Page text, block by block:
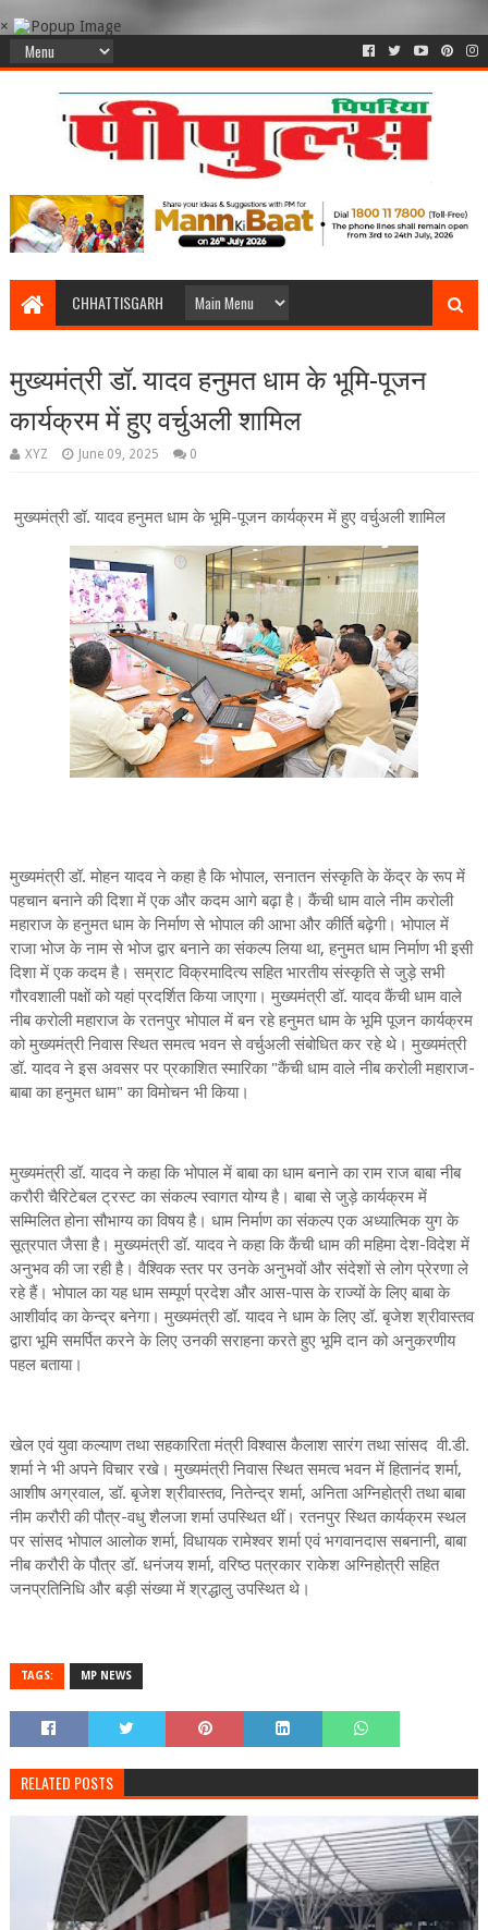
×
CHHATTISGARH
मुख्यमंत्री डॉ. यादव हनुमत धाम के भूमि-पूजन
कार्यक्रम में हुए वर्चुअली शामिल
XYZ June 09, 2025 0
मुख्यमंत्री डॉ. यादव हनुमत धाम के भूमि-पूजन कार्यक्रम में हुए वर्चुअली शामिल
मुख्यमंत्री डॉ. मोहन यादव ने कहा है कि भोपाल, सनातन संस्कृति के केंद्र के रूप में
पहचान बनाने की दिशा में एक और कदम आगे बढ़ा है। कैंची धाम वाले नीम करोली
महाराज के हनुमत धाम के निर्माण से भोपाल की आभा और कीर्ति बढ़ेगी। भोपाल में
राजा भोज के नाम से भोज द्वार बनाने का संकल्प लिया था, हनुमत धाम निर्माण भी इसी
दिशा में एक कदम है। सम्राट विक्रमादित्य सहित भारतीय संस्कृति से जुड़े सभी
गौरवशाली पक्षों को यहां प्रदर्शित किया जाएगा। मुख्यमंत्री डॉ. यादव कैंची धाम वाले
नीब करोली महाराज के रतनपुर भोपाल में बन रहे हनुमत धाम के भूमि पूजन कार्यक्रम
को मुख्यमंत्री निवास स्थित समत्व भवन से वर्चुअली संबोधित कर रहे थे। मुख्यमंत्री
डॉ. यादव ने इस अवसर पर प्रकाशित स्मारिका "कैंची धाम वाले नीब करोली महाराज-
बाबा का हनुमत धाम" का विमोचन भी किया।
मुख्यमंत्री डॉ. यादव ने कहा कि भोपाल में बाबा का धाम बनाने का राम राज बाबा नीब
करौरी चैरिटेबल ट्रस्ट का संकल्प स्वागत योग्य है। बाबा से जुड़े कार्यक्रम में
सम्मिलित होना सौभाग्य का विषय है। धाम निर्माण का संकल्प एक अध्यात्मिक युग के
सूत्रपात जैसा है। मुख्यमंत्री डॉ. यादव ने कहा कि कैंची धाम की महिमा देश-विदेश में
अनुभव की जा रही है। वैश्विक स्तर पर उनके अनुभवों और संदेशों से लोग प्रेरणा ले
रहे हैं। भोपाल का यह धाम सम्पूर्ण प्रदेश और आस-पास के राज्यों के लिए बाबा के
आशीर्वाद का केन्द्र बनेगा। मुख्यमंत्री डॉ. यादव ने धाम के लिए डॉ. बृजेश श्रीवास्तव
द्वारा भूमि समर्पित करने के लिए उनकी सराहना करते हुए भूमि दान को अनुकरणीय
पहल बताया।
खेल एवं युवा कल्याण तथा सहकारिता मंत्री विश्वास कैलाश सारंग तथा सांसद वी.डी.
शर्मा ने भी अपने विचार रखे। मुख्यमंत्री निवास स्थित समत्व भवन में हितानंद शर्मा,
आशीष अग्रवाल, डॉ. बृजेश श्रीवास्तव, नितेन्द्र शर्मा, अनिता अग्निहोत्री तथा बाबा
नीम करौरी की पौत्र-वधु शैलजा शर्मा उपस्थित थीं। रतनपुर स्थित कार्यक्रम स्थल
पर सांसद भोपाल आलोक शर्मा, विधायक रामेश्वर शर्मा एवं भगवानदास सबनानी, बाबा
नीब करौरी के पौत्र डॉ. धनंजय शर्मा, वरिष्ठ पत्रकार राकेश अग्निहोत्री सहित
जनप्रतिनिधि और बड़ी संख्या में श्रद्धालु उपस्थित थे।
TAGS: MP NEWS
RELATED POSTS